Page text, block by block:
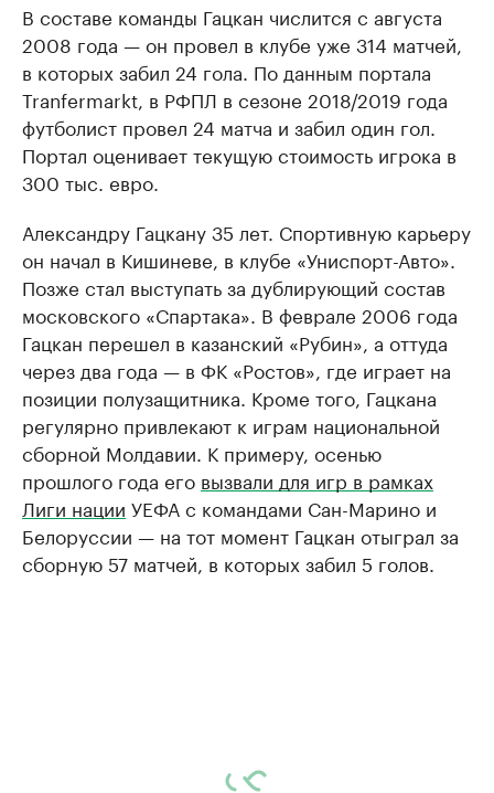
В составе команды Гацкан числится с августа
2008 года — он провел в клубе уже 314 матчей,
в которых забил 24 гола. По данным портала
Tranfermarkt, в РФПЛ в сезоне 2018/2019 года
футболист провел 24 матча и забил один гол.
Портал оценивает текущую стоимость игрока в
300 тыс. евро.
Александру Гацкану 35 лет. Спортивную карьеру
он начал в Кишиневе, в клубе «Униспорт-Авто».
Позже стал выступать за дублирующий состав
московского «Спартака». В феврале 2006 года
Гацкан перешел в казанский «Рубин», а оттуда
через два года — в ФК «Ростов», где играет на
позиции полузащитника. Кроме того, Гацкана
регулярно привлекают к играм национальной
сборной Молдавии. К примеру, осенью
прошлого года его вызвали для игр в рамках
Лиги нации УЕФА с командами Сан-Марино и
Белоруссии — на тот момент Гацкан отыграл за
сборную 57 матчей, в которых забил 5 голов.